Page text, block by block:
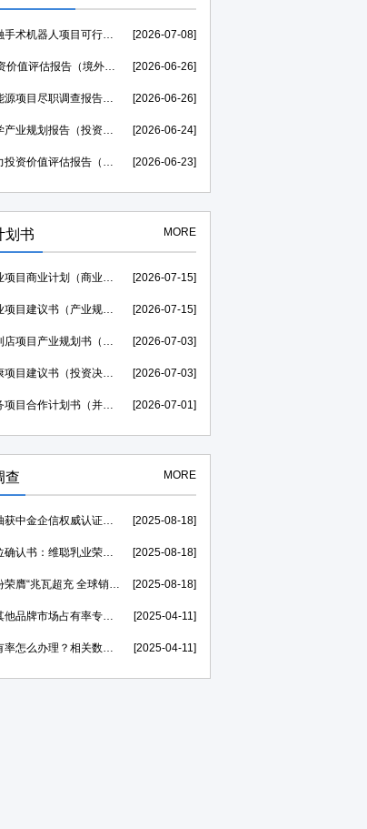
[2026-07-08]
[2026-06-26]
[2026-06-26]
[2026-06-24]
[2026-06-23]
划书 MORE
[2026-07-15]
[2026-07-15]
[2026-07-03]
[2026-07-03]
[2026-07-01]
查 MORE
[2025-08-18]
[2025-08-18]
[2025-08-18]
[2025-04-11]
[2025-04-11]